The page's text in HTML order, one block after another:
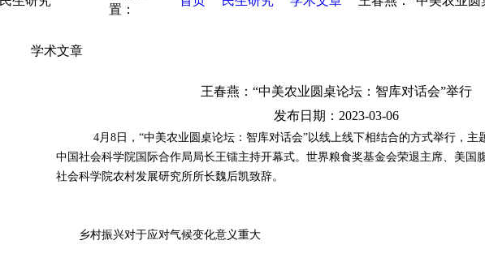
置：
学术文章
王春燕：“中美农业圆桌论坛：智库对话会”举行
发布日期：2023-03-06
4月8日，“中美农业圆桌论坛：智库对话会”以线上线下相结合的方式举行，主题
中国社会科学院国际合作局局长王镭主持开幕式。世界粮食奖基金会荣退主席、美国
社会科学院农村发展研究所所长魏后凯致辞。
乡村振兴对于应对气候变化意义重大